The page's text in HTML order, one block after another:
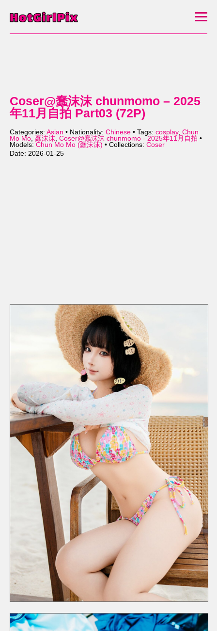
Coser@蠢沫沫 chunmomo – 2025
年11月自拍 Part03 (72P)
Categories: Asian • Nationality: Chinese • Tags: cosplay, Chun
Mo Mo, 蠢沫沫, Coser@蠢沫沫 chunmomo - 2025年11月自拍 •
Models: Chun Mo Mo (蠢沫沫) • Collections: Coser
Date: 2026-01-25